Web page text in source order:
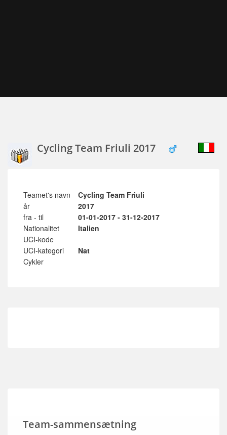
Cycling Team Friuli 2017
Teamet's navn
Cycling Team Friuli
år
2017
fra - til
01-01-2017 - 31-12-2017
Nationalitet
Italien
UCI-kode
UCI-kategori
Nat
Cykler
Team-sammensætning